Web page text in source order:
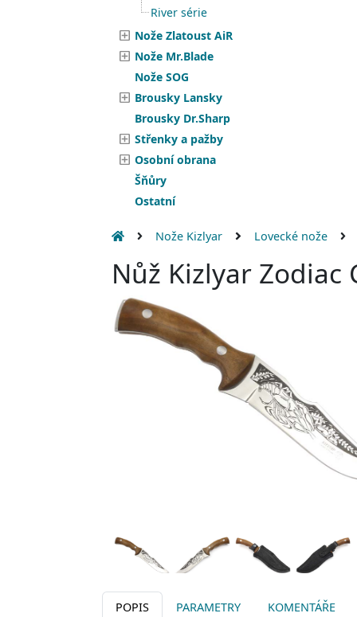
River série
Nože Zlatoust AiR
Nože Mr.Blade
Nože SOG
Brousky Lansky
Brousky Dr.Sharp
Střenky a pažby
Osobní obrana
Šňůry
Ostatní
Nože Kizlyar Lovecké nože
Nůž Kizlyar Zodiac
POPIS PARAMETRY KOMENTÁŘE